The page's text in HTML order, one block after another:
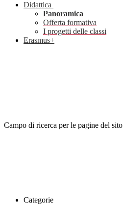
Didattica
Panoramica
Offerta formativa
I progetti delle classi
Erasmus+
Campo di ricerca per le pagine del sito
Categorie